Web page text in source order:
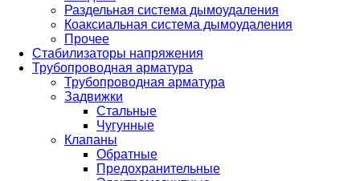
Раздельная система дымоудаления
Коаксиальная система дымоудаления
Прочее
Стабилизаторы напряжения
Трубопроводная арматура
Трубопроводная арматура
Задвижки
Стальные
Чугунные
Клапаны
Обратные
Предохранительные